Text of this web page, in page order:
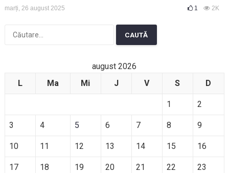
marți, 26 august 2025 1 2K
Caută
august 2026
L
Ma Mi J V S D
1 2
3 4 5 6 7 8 9
10 11 12 13 14 15 16
17 18 19 20 21 22 23